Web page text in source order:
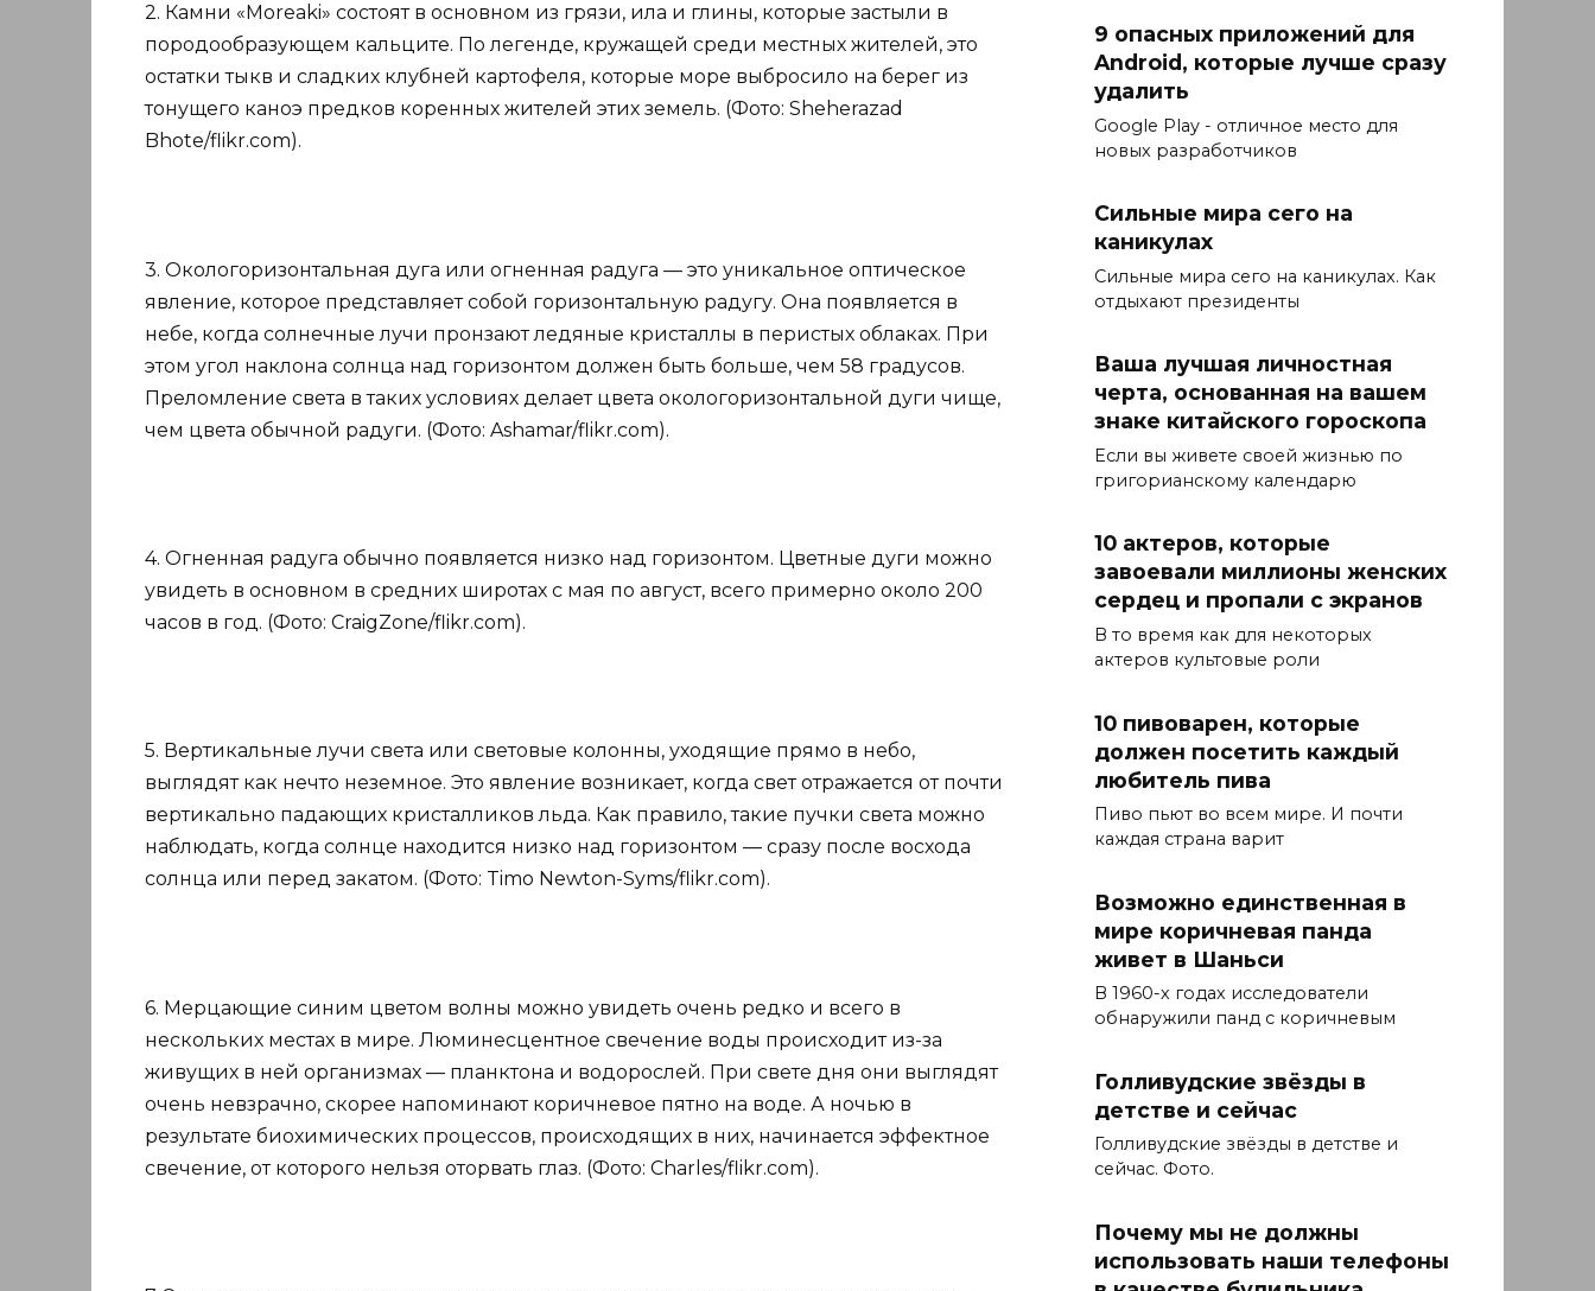
2. Камни «Moreaki» состоят в основном из грязи, ила и глины, которые застыли в
породообразующем кальците. По легенде, кружащей среди местных жителей, это
остатки тыкв и сладких клубней картофеля, которые море выбросило на берег из
тонущего каноэ предков коренных жителей этих земель. (Фото: Sheherazad
Bhote/flikr.com).
3. Окологоризонтальная дуга или огненная радуга — это уникальное оптическое
явление, которое представляет собой горизонтальную радугу. Она появляется в
небе, когда солнечные лучи пронзают ледяные кристаллы в перистых облаках. При
этом угол наклона солнца над горизонтом должен быть больше, чем 58 градусов.
Преломление света в таких условиях делает цвета окологоризонтальной дуги чище,
чем цвета обычной радуги. (Фото: Ashamar/flikr.com).
4. Огненная радуга обычно появляется низко над горизонтом. Цветные дуги можно
увидеть в основном в средних широтах с мая по август, всего примерно около 200
часов в год. (Фото: CraigZone/flikr.com).
5. Вертикальные лучи света или световые колонны, уходящие прямо в небо,
выглядят как нечто неземное. Это явление возникает, когда свет отражается от почти
вертикально падающих кристалликов льда. Как правило, такие пучки света можно
наблюдать, когда солнце находится низко над горизонтом — сразу после восхода
солнца или перед закатом. (Фото: Timo Newton-Syms/flikr.com).
6. Мерцающие синим цветом волны можно увидеть очень редко и всего в
нескольких местах в мире. Люминесцентное свечение воды происходит из-за
живущих в ней организмах — планктона и водорослей. При свете дня они выглядят
очень невзрачно, скорее напоминают коричневое пятно на воде. А ночью в
результате биохимических процессов, происходящих в них, начинается эффектное
свечение, от которого нельзя оторвать глаз. (Фото: Charles/flikr.com).
9 опасных приложений для
Android, которые лучше сразу
удалить
Google Play - отличное место для
новых разработчиков
Сильные мира сего на
каникулах
Сильные мира сего на каникулах. Как
отдыхают президенты
Ваша лучшая личностная
черта, основанная на вашем
знаке китайского гороскопа
Если вы живете своей жизнью по
григорианскому календарю
10 актеров, которые
завоевали миллионы женских
сердец и пропали с экранов
В то время как для некоторых
актеров культовые роли
10 пивоварен, которые
должен посетить каждый
любитель пива
Пиво пьют во всем мире. И почти
каждая страна варит
Возможно единственная в
мире коричневая панда
живет в Шаньси
В 1960-х годах исследователи
обнаружили панд с коричневым
Голливудские звёзды в
детстве и сейчас
Голливудские звёзды в детстве и
сейчас. Фото.
Почему мы не должны
использовать наши телефоны